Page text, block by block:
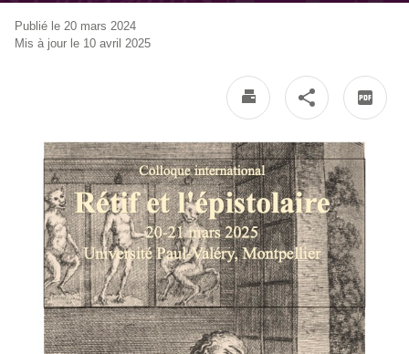
Publié le 20 mars 2024
Mis à jour le 10 avril 2025